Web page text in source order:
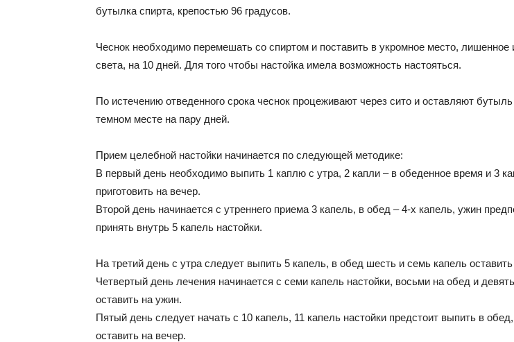
бутылка спирта, крепостью 96 градусов.
Чеснок необходимо перемешать со спиртом и поставить в укромное место, лишенное
света, на 10 дней. Для того чтобы настойка имела возможность настояться.
По истечению отведенного срока чеснок процеживают через сито и оставляют
темном месте на пару дней.
Прием целебной настойки начинается по следующей методике:
В первый день необходимо выпить 1 каплю с утра, 2 капли – в обеденное время и 3
приготовить на вечер.
Второй день начинается с утреннего приема 3 капель, в обед – 4‐х капель, ужин
принять внутрь 5 капель настойки.
На третий день с утра следует выпить 5 капель, в обед шесть и семь капель
Четвертый день лечения начинается с семи капель настойки, восьми на обед и
оставить на ужин.
Пятый день следует начать с 10 капель, 11 капель настойки предстоит выпить в
оставить на вечер.